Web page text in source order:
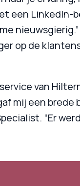
een
op de
van
mij een brede
“Er